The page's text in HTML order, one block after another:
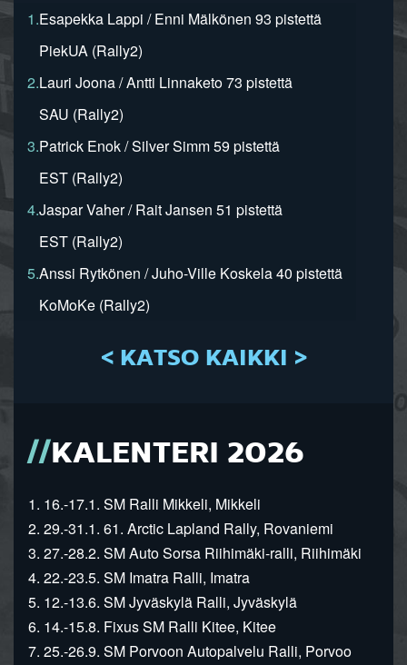
1.Esapekka Lappi / Enni Mälkönen 93 pistettä
PiekUA (Rally2)
2.Lauri Joona / Antti Linnaketo 73 pistettä
SAU (Rally2)
3.Patrick Enok / Silver Simm 59 pistettä
EST (Rally2)
4.Jaspar Vaher / Rait Jansen 51 pistettä
EST (Rally2)
5.Anssi Rytkönen / Juho-Ville Koskela 40 pistettä
KoMoKe (Rally2)
< KATSO KAIKKI >
KALENTERI 2026
1. 16.-17.1. SM Ralli Mikkeli, Mikkeli
2. 29.-31.1. 61. Arctic Lapland Rally, Rovaniemi
3. 27.-28.2. SM Auto Sorsa Riihimäki-ralli, Riihimäki
4. 22.-23.5. SM Imatra Ralli, Imatra
5. 12.-13.6. SM Jyväskylä Ralli, Jyväskylä
6. 14.-15.8. Fixus SM Ralli Kitee, Kitee
7. 25.-26.9. SM Porvoon Autopalvelu Ralli, Porvoo